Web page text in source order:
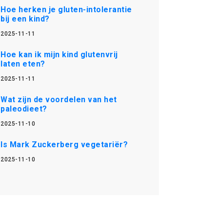
Hoe herken je gluten-intolerantie
bij een kind?
2025-11-11
Hoe kan ik mijn kind glutenvrij
laten eten?
2025-11-11
Wat zijn de voordelen van het
paleodieet?
2025-11-10
Is Mark Zuckerberg vegetariër?
2025-11-10